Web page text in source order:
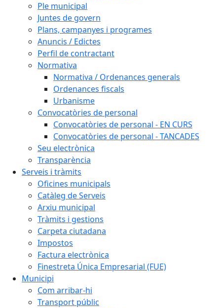
Ple municipal
Juntes de govern
Plans, campanyes i programes
Anuncis / Edictes
Perfil de contractant
Normativa
Normativa / Ordenances generals
Ordenances fiscals
Urbanisme
Convocatòries de personal
Convocatòries de personal - EN CURS
Convocatòries de personal - TANCADES
Seu electrònica
Transparència
Serveis i tràmits
Oficines municipals
Catàleg de Serveis
Arxiu municipal
Tràmits i gestions
Carpeta ciutadana
Impostos
Factura electrònica
Finestreta Única Empresarial (FUE)
Municipi
Com arribar-hi
Transport públic